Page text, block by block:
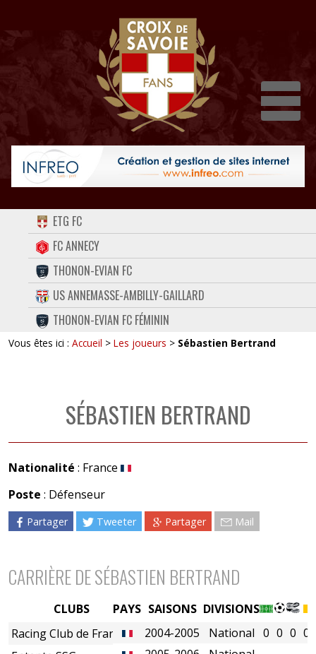
ACCUEIL
FORUM
CONTACT
FACEBOOK
TWITTER
ETG FC
FC ANNECY
THONON-EVIAN FC
US ANNEMASSE-AMBILLY-GAILLARD
THONON-EVIAN FC FÉMININ
Vous êtes ici : Accueil > Les joueurs > Sébastien Bertrand
SÉBASTIEN BERTRAND
Nationalité : France
Poste : Défenseur
Partager Tweeter Partager Mail
CARRIÈRE DE SÉBASTIEN BERTRAND
PAYS SAISONS DIVISIONS
2004-2005
National 0 0 0 0
CLUBS
Racing Club de France